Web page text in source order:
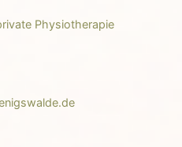
Physiotherapie